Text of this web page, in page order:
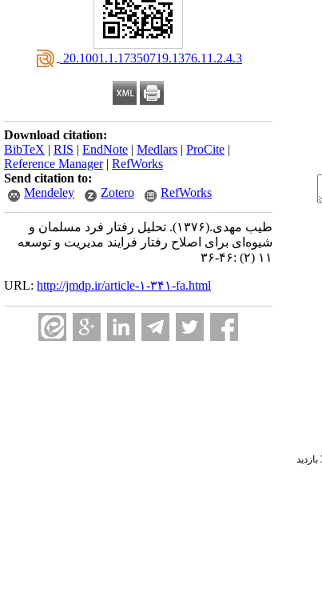
‎ 20.1001.1.17350719.1376.11.2.4.3
Download citation:
BibTeX | RIS | EndNote | Medlars | ProCite |
Reference Manager| RefWorks
Send citation to:
Mendeley
Zotero RefWorks
طیب مهدی.(۱۳۷۶).
تحلیل رفتار فرد مسلمان و
شیوه‌ای برای اصلاح رفتار فرایند مدیریت و توسعه
۱۱ (۲) :۴۶-۳۶
URL: http://jmdp.ir/article-۱-۳۴۱-fa.html